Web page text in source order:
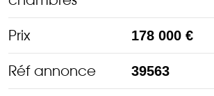
Prix 178 000 €
Réf annonce 39563